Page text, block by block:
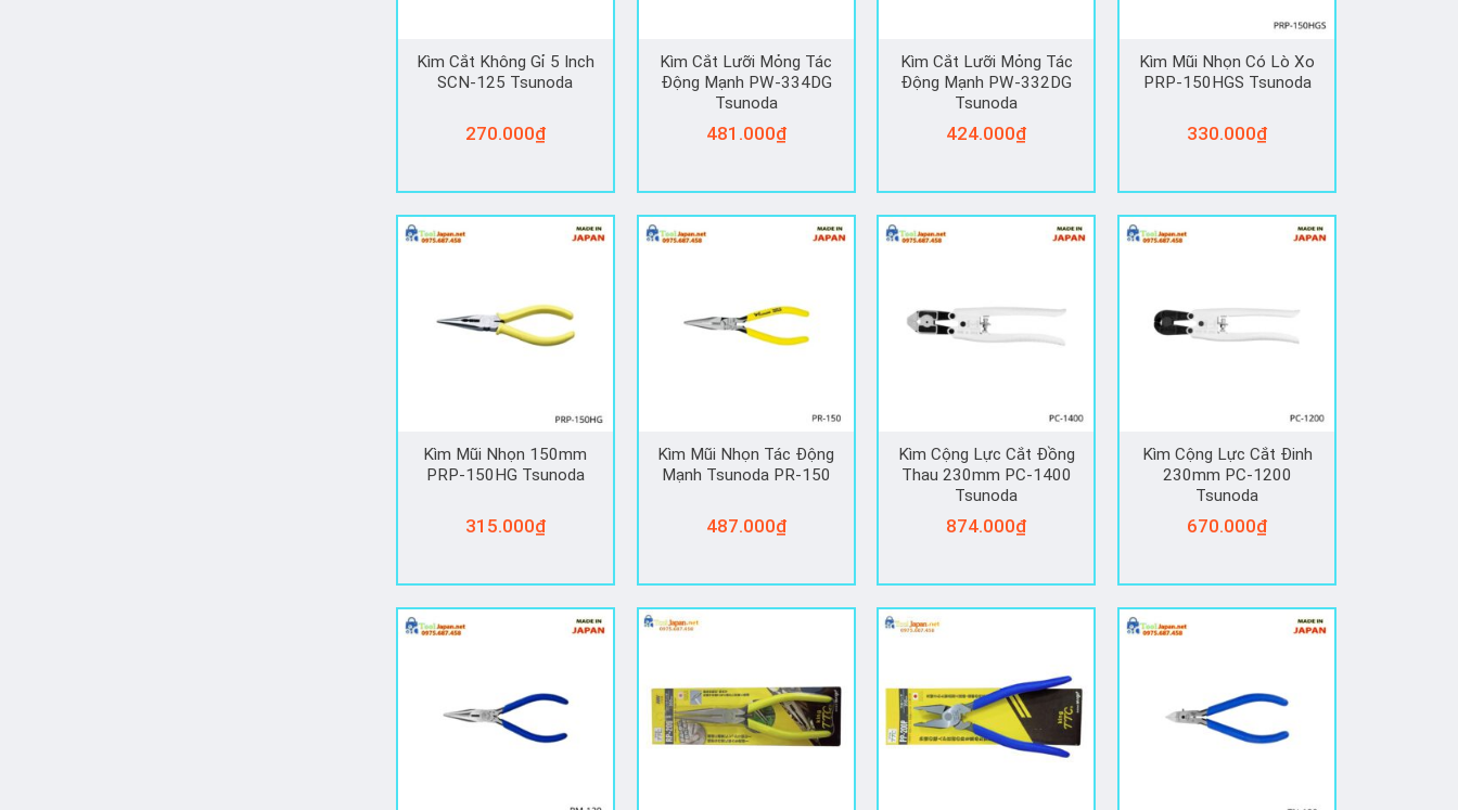
Kìm Cắt Không Gỉ 5 Inch
SCN-125 Tsunoda
270.000₫
Kìm Cắt Lưỡi Mỏng Tác
Động Mạnh PW-334DG
Tsunoda
481.000₫
Kìm Cắt Lưỡi Mỏng Tác
Động Mạnh PW-332DG
Tsunoda
424.000₫
Kìm Mũi Nhọn Có Lò Xo
PRP-150HGS Tsunoda
330.000₫
Kìm Mũi Nhọn 150mm
PRP-150HG Tsunoda
315.000₫
Kìm Mũi Nhọn Tác Động
Mạnh Tsunoda PR-150
487.000₫
Kìm Cộng Lực Cắt Đồng
Thau 230mm PC-1400
Tsunoda
874.000₫
Kìm Cộng Lực Cắt Đinh
230mm PC-1200
Tsunoda
670.000₫